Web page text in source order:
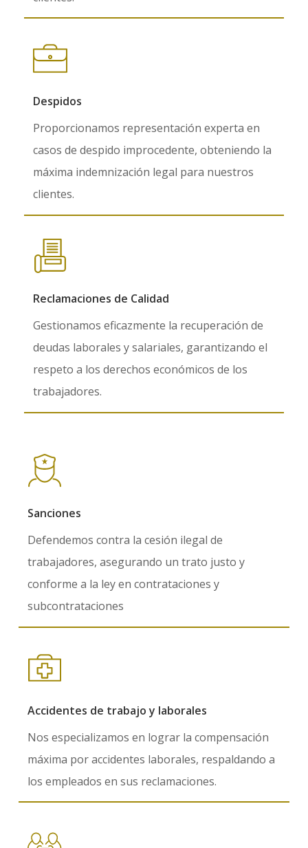
Despidos
Proporcionamos representación experta en
casos de despido improcedente, obteniendo la
máxima indemnización legal para nuestros
clientes.
Reclamaciones de Calidad
Gestionamos eficazmente la recuperación de
deudas laborales y salariales, garantizando el
respeto a los derechos económicos de los
trabajadores.
Sanciones
Defendemos contra la cesión ilegal de
trabajadores, asegurando un trato justo y
conforme a la ley en contrataciones y
subcontrataciones
Accidentes de trabajo y laborales
Nos especializamos en lograr la compensación
máxima por accidentes laborales, respaldando a
los empleados en sus reclamaciones.